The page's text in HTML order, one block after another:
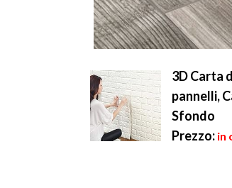
3D Carta
pannelli,
Sfondo
Prezzo: in